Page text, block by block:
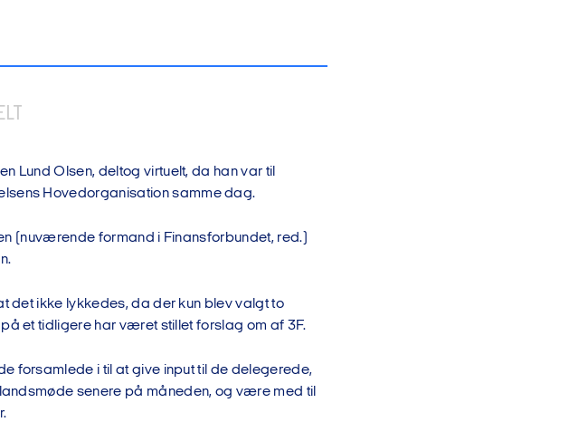
Lund Olsen, deltog virtuelt, da han var til
Hovedorganisation samme dag.
(nuværende formand i Finansforbundet, red.)
det ikke lykkedes, da der kun blev valgt to
et tidligere har været stillet forslag om af 3F.
forsamlede i til at give input til de delegerede,
senere på måneden, og være med til